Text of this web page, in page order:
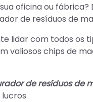
oficina ou
de resíduos de
lidar com todos os
valiosos chips de
de resíduos de